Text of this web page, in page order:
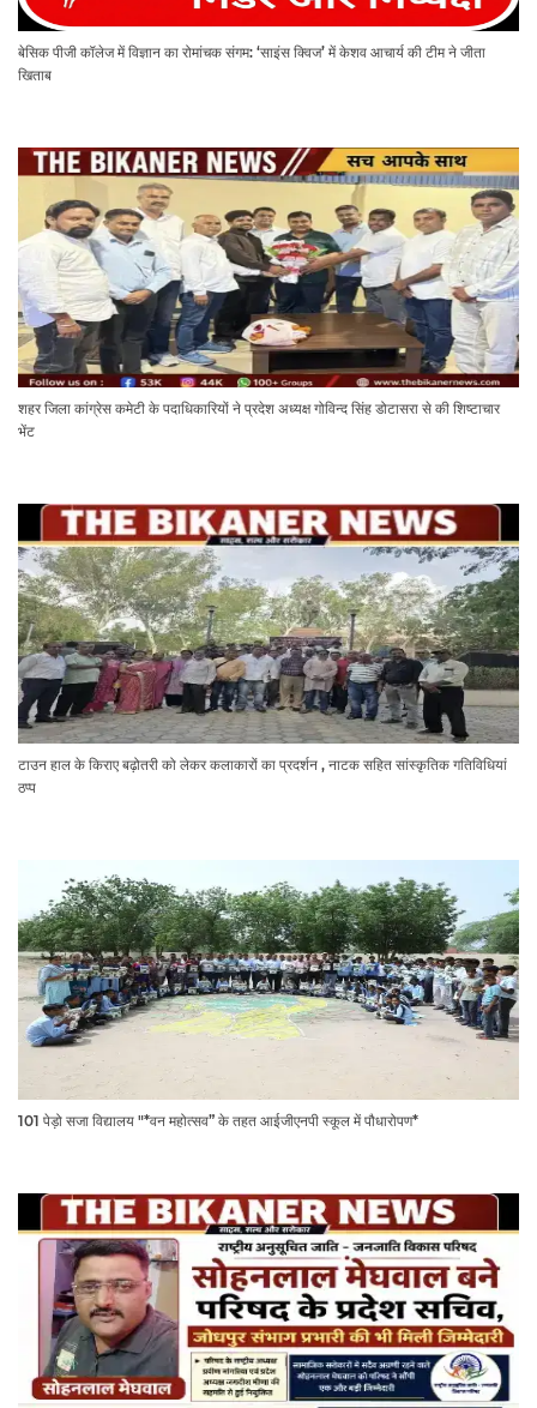
बेसिक पीजी कॉलेज में विज्ञान का रोमांचक संगम: ‘साइंस क्विज’ में केशव आचार्य की टीम ने जीता
खिताब
शहर जिला कांग्रेस कमेटी के पदाधिकारियों ने प्रदेश अध्यक्ष गोविन्द सिंह डोटासरा से की शिष्टाचार
भेंट
टाउन हाल के किराए बढ़ोतरी को लेकर कलाकारों का प्रदर्शन , नाटक सहित सांस्कृतिक गतिविधियां
ठप्प
101 पेड़ो सजा विद्यालय "*वन महोत्सव” के तहत आईजीएनपी स्कूल में पौधारोपण*